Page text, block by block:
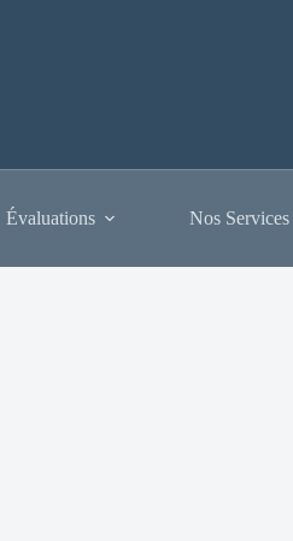
Évaluations Nos Services